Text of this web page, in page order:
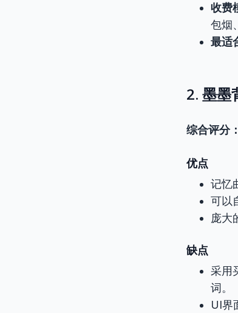
收费
包烟
最适
2. 墨墨
综合评分
优点
记忆
可以
庞大
缺点
采用
词。
UI界